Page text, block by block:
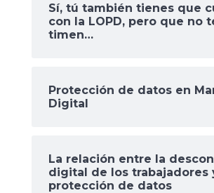
Sí, tú también tienes que
con la LOPD, pero que no
timen…
Protección de datos en
Digital
La relación entre la
digital de los trabajadores
protección de datos